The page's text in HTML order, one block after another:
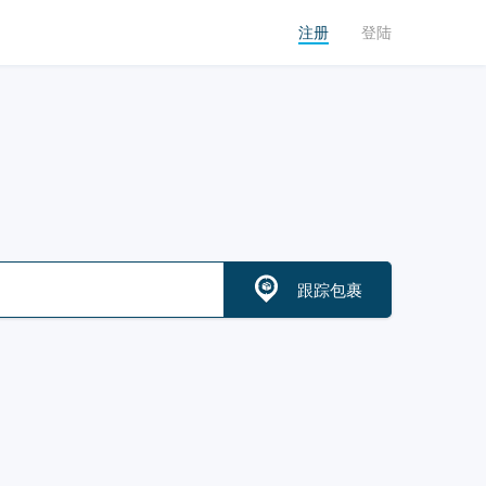
注册 登陆
跟踪包裹